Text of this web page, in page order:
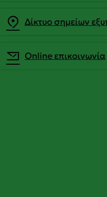
Δίκτυο σημείων
Οnline επικοινωνία